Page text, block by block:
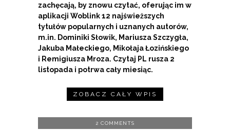
zachęcają, by znowu czytać, oferując im w
aplikacji Woblink 12 najświeższych
tytułów popularnych i uznanych autorów,
m.in. Dominiki Słowik, Mariusza Szczygła,
Jakuba Małeckiego, Mikołaja Łozińskiego
i Remigiusza Mroza. Czytaj PL rusza 2
listopada i potrwa cały miesiąc.
ZOBACZ CAŁY WPIS
2 COMMENTS